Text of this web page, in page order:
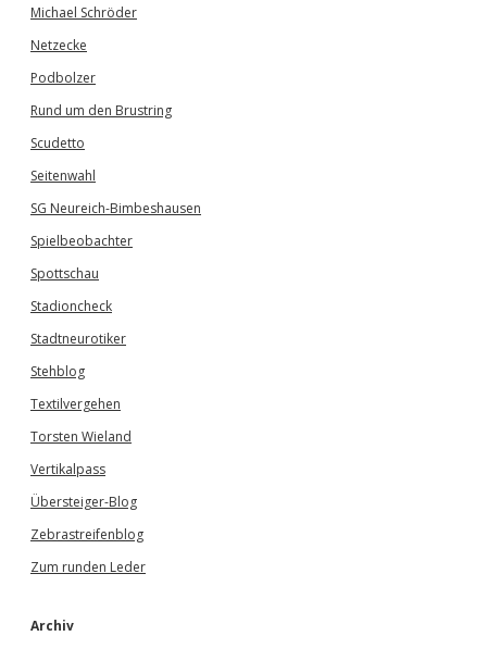
Michael Schröder
Netzecke
Podbolzer
Rund um den Brustring
Scudetto
Seitenwahl
SG Neureich-Bimbeshausen
Spielbeobachter
Spottschau
Stadioncheck
Stadtneurotiker
Stehblog
Textilvergehen
Torsten Wieland
Vertikalpass
Übersteiger-Blog
Zebrastreifenblog
Zum runden Leder
Archiv